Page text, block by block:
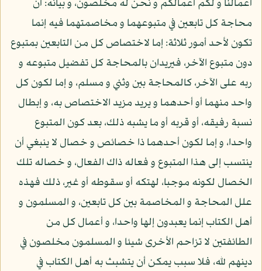
أعمالنا و لكم أعمالكم و نحن له مخلصون، و بيانه: أن
محاجة كل تابعين في متبوعهما و مخاصمتهما فيه إنما
تكون لأحد أمور ثلاثة: إما لاختصاص كل من التابعين بمتبوع
دون متبوع الآخر، فيريدان بالمحاجة كل تفضيل متبوعه و
ربه على الآخر، كالمحاجة بين وثني و مسلم، و إما لكون كل
واحد منهما أو أحدهما و يريد مزيد الاختصاص به، و إبطال
نسبة رفيقه، أو قربه أو ما يشبه ذلك، بعد كون المتبوع
واحدا، و إما لكون أحدهما ذا خصائص و خصال لا ينبغي أن
ينتسب إلى هذا المتبوع و فعاله ذاك الفعال، و خصاله تلك
الخصال لكونه موجبا، لهتكه أو سقوطه أو غير، ذلك فهذه
علل المحاجة و المخاصمة بين كل تابعين، و المسلمون و
أهل الكتاب إنما يعبدون إلها واحدا، و أعمال كل من
الطائفتين لا تزاحم الأخرى شيئا و المسلمون مخلصون في
دينهم لله، فلا سبب يمكن أن يتشبث به أهل الكتاب في